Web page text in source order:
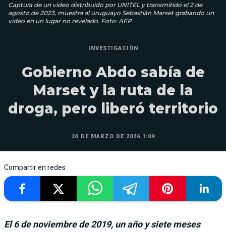
Captura de un video distribuido por UNITEL y transmitido el 2 de
agosto de 2023, muestra al uruguayo Sebastián Marset grabando un
video en un lugar no revelado. Foto: AFP
INVESTIGACIÓN
Gobierno Abdo sabía de
Marset y la ruta de la
droga, pero liberó territorio
24 DE MARZO DE 2026 1:09
Compartir en redes
El 6 de noviembre de 2019, un año y siete meses